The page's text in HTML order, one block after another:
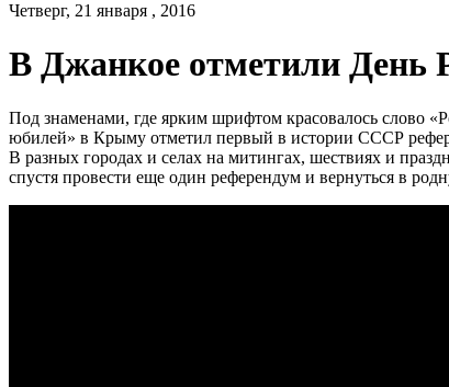
Четверг, 21 января , 2016
В Джанкое отметили День
Под знаменами, где ярким шрифтом красовалось слово
юбилей» в Крыму отметил первый в истории СССР
В разных городах и селах на митингах, шествиях и
спустя провести еще один референдум и вернуться в